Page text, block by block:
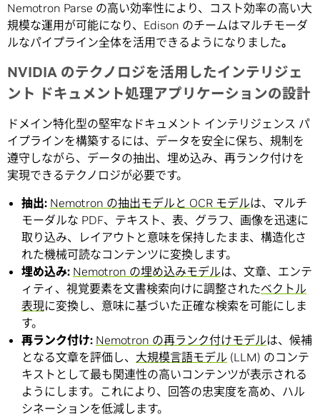
Nemotron Parse の高い効率性により、コスト効率の高い大
規模な運用が可能になり、Edison のチームはマルチモーダ
ルなパイプライン全体を活用できるようになりました。
NVIDIA のテクノロジを活用したインテリジェ
ント ドキュメント処理アプリケーションの設計
ドメイン特化型の堅牢なドキュメント インテリジェンス パ
イプラインを構築するには、データを安全に保ち、規制を
遵守しながら、データの抽出、埋め込み、再ランク付けを
実現できるテクノロジが必要です。
抽出: Nemotron の抽出モデルと OCR モデルは、マルチ
モーダルな PDF、テキスト、表、グラフ、画像を迅速に
取り込み、レイアウトと意味を保持したまま、構造化さ
れた機械可読なコンテンツに変換します。
埋め込み: Nemotron の埋め込みモデルは、文章、エンテ
ィティ、視覚要素を文書検索向けに調整されたベクトル
表現に変換し、意味に基づいた正確な検索を可能にしま
す。
再ランク付け: Nemotron の再ランク付けモデルは、候補
となる文章を評価し、 大規模言語モデル (LLM) のコンテ
キストとして最も関連性の高いコンテンツが表示される
ようにします。これにより、回答の忠実度を高め、ハル
シネーションを低減します。